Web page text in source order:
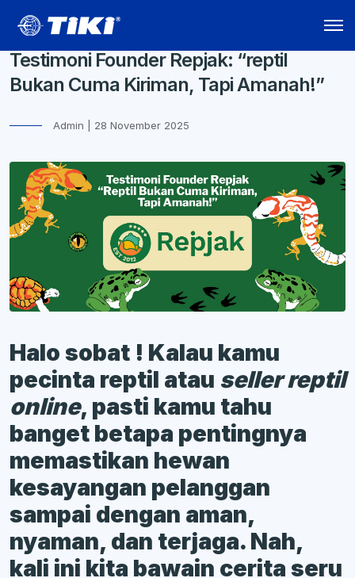
Testimoni Founder Repjak: “reptil
Bukan Cuma Kiriman, Tapi Amanah!”
Admin | 28 November 2025
Halo sobat ! Kalau kamu
pecinta reptil atau seller reptil
online, pasti kamu tahu
banget betapa pentingnya
memastikan hewan
kesayangan pelanggan
sampai dengan aman,
nyaman, dan terjaga. Nah,
kali ini kita bawain cerita seru